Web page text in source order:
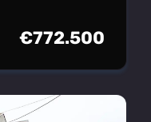
€772.500